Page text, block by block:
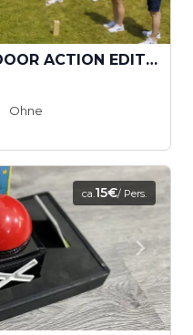
Teamchallenge - OUTDOOR ACTION EDITION
Ohne
ca.15€/ Pers.